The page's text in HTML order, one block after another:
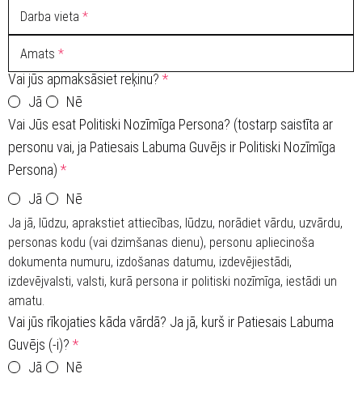
Darba vieta *
Amats *
Vai jūs apmaksāsiet reķinu? *
Jā
Nē
Vai Jūs esat Politiski Nozīmīga Persona? (tostarp saistīta ar
personu vai, ja Patiesais Labuma Guvējs ir Politiski Nozīmīga
Persona) *
Jā
Nē
Ja jā, lūdzu, aprakstiet attiecības, lūdzu, norādiet vārdu, uzvārdu,
personas kodu (vai dzimšanas dienu), personu apliecinoša
dokumenta numuru, izdošanas datumu, izdevējiestādi,
izdevējvalsti, valsti, kurā persona ir politiski nozīmīga, iestādi un
amatu.
Vai jūs rīkojaties kāda vārdā? Ja jā, kurš ir Patiesais Labuma
Guvējs (-i)? *
Jā
Nē